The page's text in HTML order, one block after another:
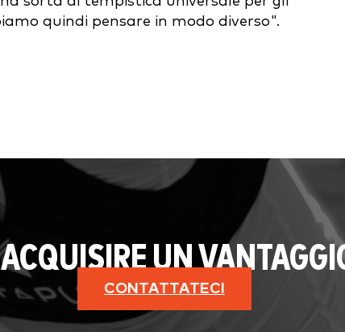
quindi pensare in modo diverso".
UN
CONTATTATECI